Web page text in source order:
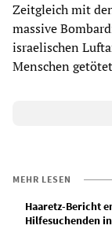
Zeitgleich mit
massive
israelischen
Menschen
MEHR LESEN
Haaretz-Bericht
Hilfesuchenden